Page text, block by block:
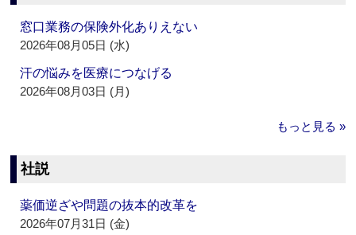
窓口業務の保険外化ありえない
2026年08月05日 (水)
汗の悩みを医療につなげる
2026年08月03日 (月)
もっと見る »
社説
薬価逆ざや問題の抜本的改革を
2026年07月31日 (金)